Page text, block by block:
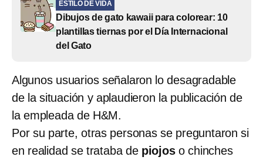
ESTILO DE VIDA
Dibujos de gato kawaii para colorear: 10
plantillas tiernas por el Día Internacional
del Gato
Algunos usuarios señalaron lo desagradable
de la situación y aplaudieron la publicación de
la empleada de H&M.
Por su parte, otras personas se preguntaron si
en realidad se trataba de piojoso chinches